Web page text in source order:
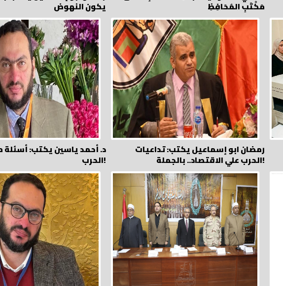
مَكْتَبِ المُحَافِظِ يكون النهوض
رمضان ابو إسماعيل يكتب: تداعيات
الحرب علي الاقتصاد.. بالجملة!
د. أحمد ياسين يكتب: أسئلة
الحرب!